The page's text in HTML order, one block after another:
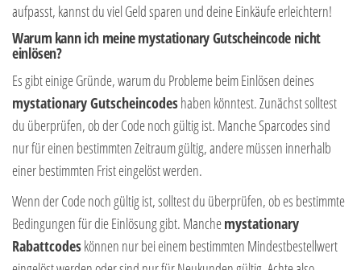
aufpasst, kannst du viel Geld sparen und deine Einkäufe erleichtern!
Warum kann ich meine mystationary Gutscheincode nicht
einlösen?
Es gibt einige Gründe, warum du Probleme beim Einlösen deines
mystationary Gutscheincodeshaben könntest. Zunächst solltest
du überprüfen, ob der Code noch gültig ist. Manche Sparcodes sind
nur für einen bestimmten Zeitraum gültig, andere müssen innerhalb
einer bestimmten Frist eingelöst werden.
Wenn der Code noch gültig ist, solltest du überprüfen, ob es bestimmte
Bedingungen für die Einlösung gibt. Manchemystationary
Rabattcodeskönnen nur bei einem bestimmten Mindestbestellwert